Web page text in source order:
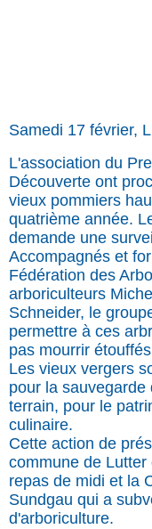
Samedi 17 février,
L'association du
Découverte ont
vieux pommiers
quatrième année.
demande une
Accompagnés et
Fédération des
arboriculteurs
Schneider, le
permettre à ces
pas mourrir
Les vieux vergers
pour la
terrain, pour le
culinaire.
Cette action de
commune de
repas de midi et la
Sundgau qui a
d'arboriculture.